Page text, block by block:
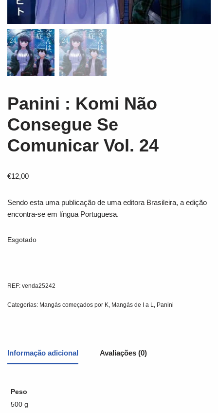
Panini : Komi Não
Consegue Se
Comunicar Vol. 24
€12,00
Sendo esta uma publicação de uma editora Brasileira, a edição
encontra-se em língua Portuguesa.
Esgotado
REF: venda25242
Categorias: Mangás começados por K, Mangás de I a L, Panini
Informação adicional Avaliações (0)
Peso
500 g